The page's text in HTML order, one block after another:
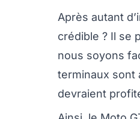
Après autant
crédible ? Il se
nous soyons
terminaux sont
devraient